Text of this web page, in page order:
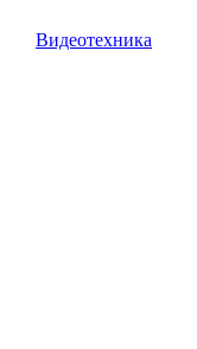
Видеотехника